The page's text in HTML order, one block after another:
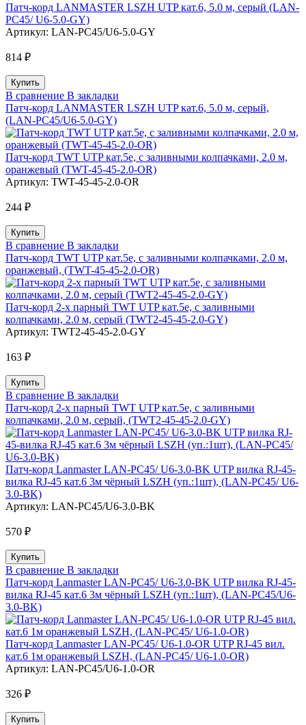
Патч-корд LANMASTER LSZH UTP кат.6, 5.0 м, серый (LAN-
PC45/ U6-5.0-GY)
Артикул: LAN-PC45/U6-5.0-GY
814 ₽
В сравнение В закладки
Патч-корд LANMASTER LSZH UTP кат.6, 5.0 м, серый,
(LAN-PC45/U6-5.0-GY)
Патч-корд TWT UTP кат.5e, с заливными колпачками, 2.0 м,
оранжевый (TWT-45-45-2.0-OR)
Артикул: TWT-45-45-2.0-OR
244 ₽
В сравнение В закладки
Патч-корд TWT UTP кат.5e, с заливными колпачками, 2.0 м,
оранжевый, (TWT-45-45-2.0-OR)
Патч-корд 2-х парный TWT UTP кат.5e, с заливными
колпачками, 2.0 м, серый (TWT2-45-45-2.0-GY)
Артикул: TWT2-45-45-2.0-GY
163 ₽
В сравнение В закладки
Патч-корд 2-х парный TWT UTP кат.5e, с заливными
колпачками, 2.0 м, серый, (TWT2-45-45-2.0-GY)
Патч-корд Lanmaster LAN-PC45/ U6-3.0-BK UTP вилка RJ-45-
вилка RJ-45 кат.6 3м чёрный LSZH (уп.:1шт), (LAN-PC45/ U6-
3.0-BK)
Артикул: LAN-PC45/U6-3.0-BK
570 ₽
В сравнение В закладки
Патч-корд Lanmaster LAN-PC45/ U6-3.0-BK UTP вилка RJ-45-
вилка RJ-45 кат.6 3м чёрный LSZH (уп.:1шт), (LAN-PC45/U6-
3.0-BK)
Патч-корд Lanmaster LAN-PC45/ U6-1.0-OR UTP RJ-45 вил.
кат.6 1м оранжевый LSZH, (LAN-PC45/ U6-1.0-OR)
Артикул: LAN-PC45/U6-1.0-OR
326 ₽